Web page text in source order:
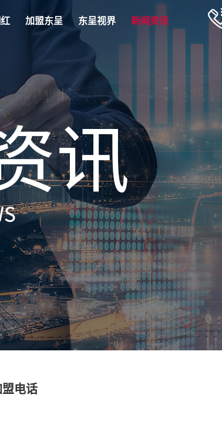
加盟东呈 东呈视界 新闻资讯
电话